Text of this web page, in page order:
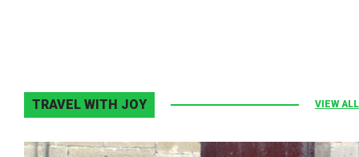
TRAVEL WITH JOY VIEW ALL